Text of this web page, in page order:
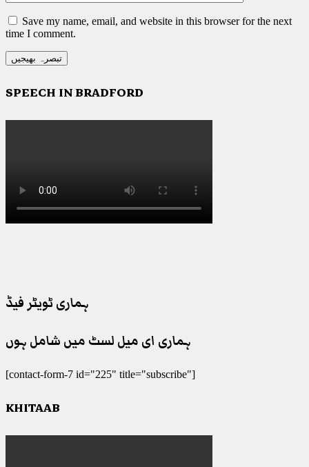
Save my name, email, and website in this browser for the next
time I comment.
SPEECH IN BRADFORD
ہماری ٹویٹر فیڈ
ہماری ای میل لسٹ میں شامل ہوں
[contact-form-7 id="225" title="subscribe"]
KHITAAB